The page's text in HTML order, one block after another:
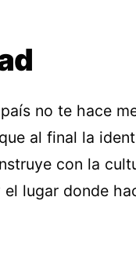
no te hace
al final la
con la
el lugar donde